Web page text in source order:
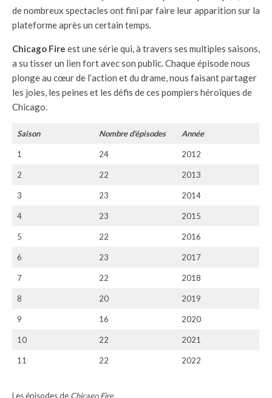
de nombreux spectacles ont fini par faire leur apparition sur la
plateforme après un certain temps.
Chicago Fire est une série qui, à travers ses multiples saisons,
a su tisser un lien fort avec son public. Chaque épisode nous
plonge au cœur de l’action et du drame, nous faisant partager
les joies, les peines et les défis de ces pompiers héroïques de
Chicago.
Saison Nombre d’épisodes Année
1 24 2012
2 22 2013
3 23 2014
4 23 2015
5 22 2016
6 23 2017
7 22 2018
8 20 2019
9 16 2020
10 22 2021
11 22 2022
Les épisodes de Chicago Fire